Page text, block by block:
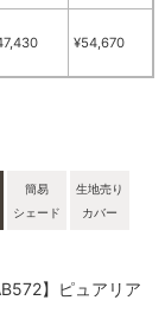
¥54,670
簡易
シェード
生地売り
カバー
】ピュアリア